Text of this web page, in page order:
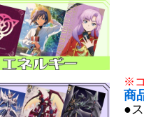
※
商
●